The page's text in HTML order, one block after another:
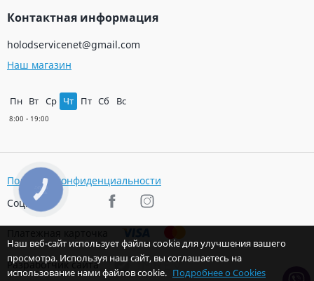
Контактная информация
holodservicenet@gmail.com
Наш магазин
Пн Вт Ср Чт Пт Сб Вс
Политика конфиденциальности
Соц. сети
Разработчик сайта
Наш веб-сайт использует файлы cookie для улучшения вашего
просмотра. Используя наш сайт, вы соглашаетесь на
использование нами файлов cookie. Подробнее о Cookies
КНОПКА
ЗВ'ЯЗКУ